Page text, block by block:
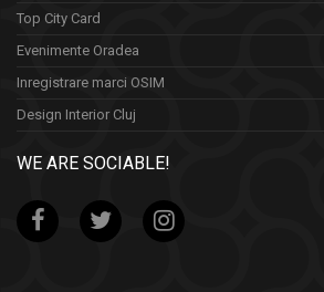
Top City Card
Evenimente Oradea
Inregistrare marci OSIM
Design Interior Cluj
WE ARE SOCIABLE!